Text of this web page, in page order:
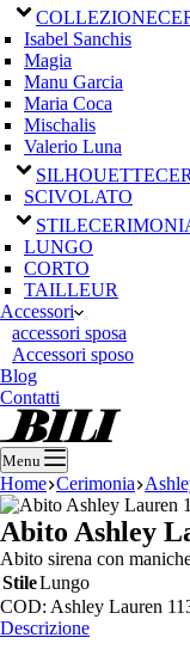
COLLEZIONE
Isabel Sanchis
Magia
Manu Garcia
Maria Coca
Mischalis
Valerio Luna
SILHOUETTE
SCIVOLATO
STILE
LUNGO
CORTO
TAILLEUR
Accessori
accessori sposa
Accessori sposo
Blog
Contatti
Menu
Home Cerimonia
Abito Ashley
Abito sirena con
StileLungo
COD: Ashley Lauren
Descrizione